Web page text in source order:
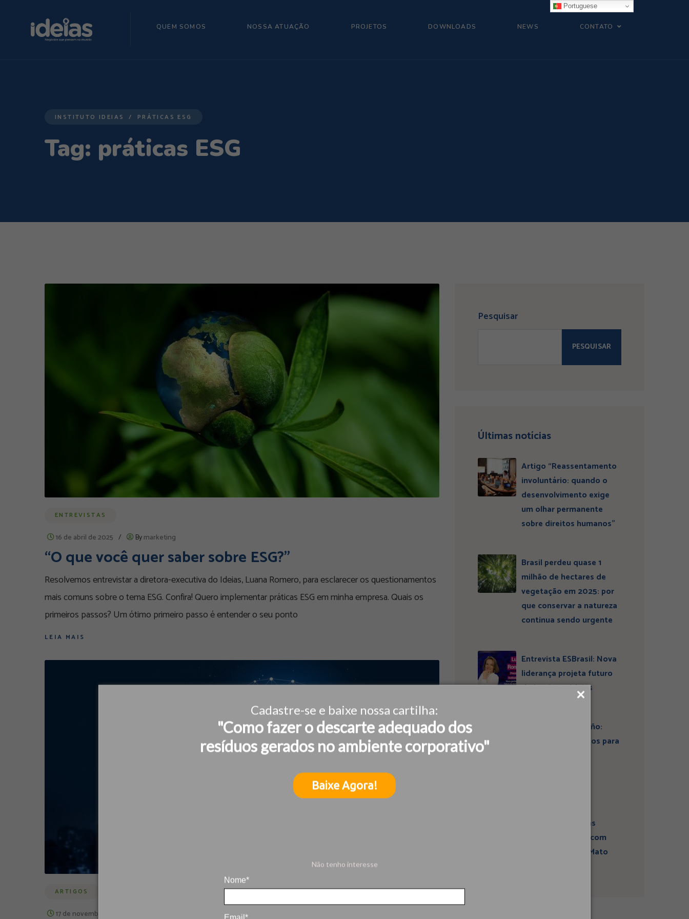
Cadastre-se e baixe nossa cartilha:
"Como fazer o descarte adequado dos
resíduos gerados no ambiente corporativo"
Baixe Agora!
Não tenho interesse
Nome*
QUEM SOMOS NOSSA ATUAÇÃO PROJETOS DOWNLOADS NEWS CONTATO
INSTITUTO IDEIAS PRÁTICAS ESG
Tag: práticas ESG
ENTREVISTAS
16 de abril de 2025 / Bymarketing
“O que você quer saber sobre ESG?”
Resolvemos entrevistar a diretora-executiva do Ideias, Luana Romero, para esclarecer os questionamentos
mais comuns sobre o tema ESG. Confira! Quero implementar práticas ESG em minha empresa. Quais os
primeiros passos? Um ótimo primeiro passo é entender o seu ponto
LEIA MAIS
ARTIGOS
17 de novembro de 2024
Pesquisar
PESQUISAR
Últimas notícias
Artigo “Reassentamento
involuntário: quando o
desenvolvimento exige
um olhar permanente
sobre direitos humanos”
Brasil perdeu quase 1
milhão de hectares de
vegetação em 2025: por
que conservar a natureza
continua sendo urgente
Entrevista ESBrasil: Nova
liderança projeta futuro
do Instituto Ideias
Artigo: Super El Niño:
estamos preparados para
atividades sísmicas
fortalece diálogo com
comunidades em Mato
Portuguese